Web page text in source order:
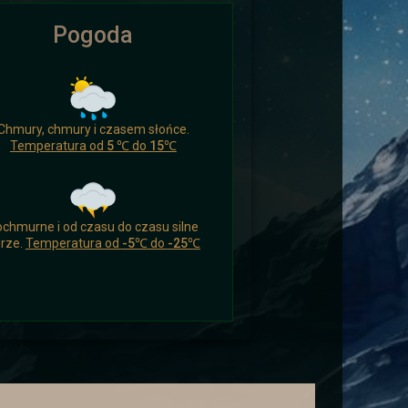
czasu nacieszyć się czymś
drogowcy zaskoczeni.
i wysłać ich aby wsparli
Pogoda
chmury i czasem słońce.
Temperatura od 5 ℃do 15℃
i od czasu do czasu silne
Temperatura od -5℃do -25℃